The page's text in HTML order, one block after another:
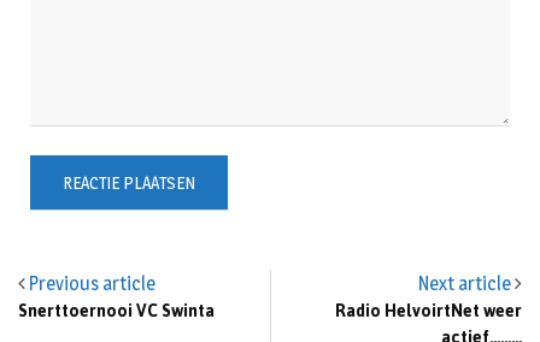
Previous article
Snerttoernooi VC Swinta
Next article
Radio HelvoirtNet weer